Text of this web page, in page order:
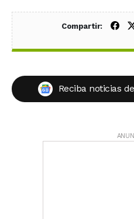
Compartir:
Reciba noticias de